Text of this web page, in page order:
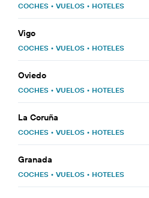
COCHES • VUELOS • HOTELES
Vigo
COCHES • VUELOS • HOTELES
Oviedo
COCHES • VUELOS • HOTELES
La Coruña
COCHES • VUELOS • HOTELES
Granada
COCHES • VUELOS • HOTELES